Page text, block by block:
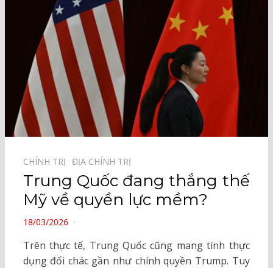
CHÍNH TRỊ⠀ ĐỊA CHÍNH TRỊ⠀
Trung Quốc đang thắng thế
Mỹ về quyền lực mềm?
POSTED
18/03/2026
Trên thực tế, Trung Quốc cũng mang tính thực
dụng đổi chác gần như chính quyền Trump. Tuy